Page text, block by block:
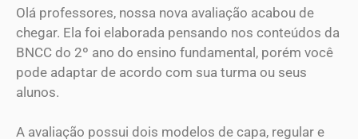
Olá professores, nossa nova avaliação acabou de
chegar. Ela foi elaborada pensando nos conteúdos da
BNCC do 2º ano do ensino fundamental, porém você
pode adaptar de acordo com sua turma ou seus
alunos.
A avaliação possui dois modelos de capa, regular e